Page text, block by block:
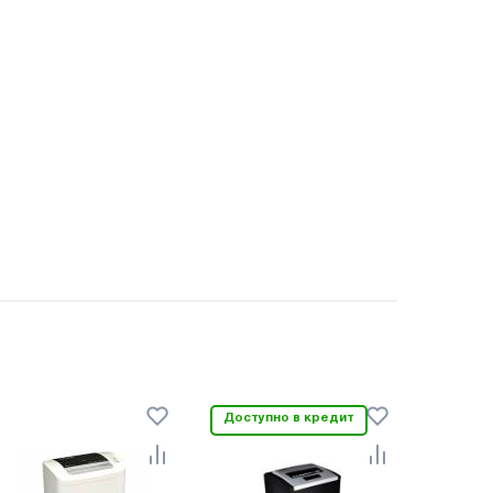
Доступно в кредит